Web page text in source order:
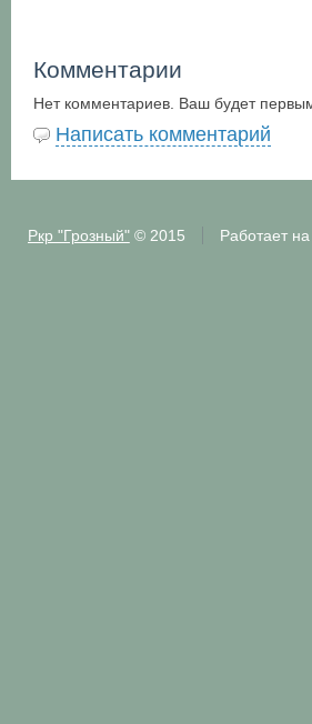
Комментарии
Нет комментариев. Ваш будет
Написать комментарий
Ркр "Грозный"© 2015 Работает на